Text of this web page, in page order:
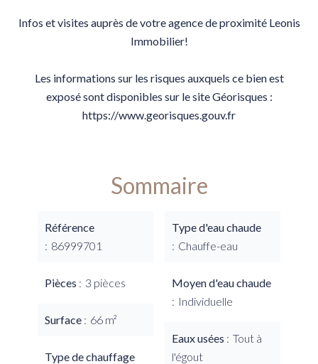
Infos et visites auprès de votre agence de proximité Leonis
Immobilier!
Les informations sur les risques auxquels ce bien est
exposé sont disponibles sur le site Géorisques :
https://www.georisques.gouv.fr
Sommaire
Référence
86999701
Pièces 3 pièces
Surface 66 m²
Type de chauffage
Type d'eau chaude
Chauffe-eau
Moyen d'eau chaude
Individuelle
Eaux usées
Tout à
l'égout